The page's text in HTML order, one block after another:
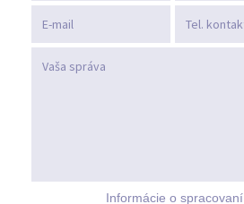
Informácie o spracovaní